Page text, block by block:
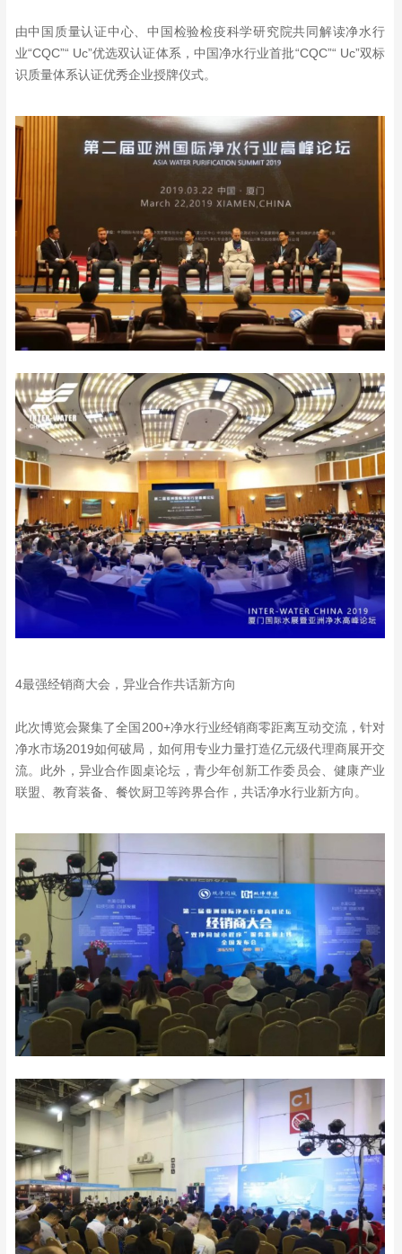
由中国质量认证中心、中国检验检疫科学研究院共同解读净水行
业“CQC”“ Uc”优选双认证体系，中国净水行业首批“CQC”“ Uc”双标
识质量体系认证优秀企业授牌仪式。
4最强经销商大会，异业合作共话新方向
此次博览会聚集了全国200+净水行业经销商零距离互动交流，针对
净水市场2019如何破局，如何用专业力量打造亿元级代理商展开交
流。此外，异业合作圆桌论坛，青少年创新工作委员会、健康产业
联盟、教育装备、餐饮厨卫等跨界合作，共话净水行业新方向。